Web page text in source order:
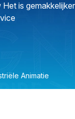
is gemakkelijker
Animatie